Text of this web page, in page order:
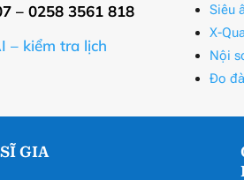
– 0258 3561 818
– kiểm tra lịch
Siêu
X-
Nội
Đo
GIA